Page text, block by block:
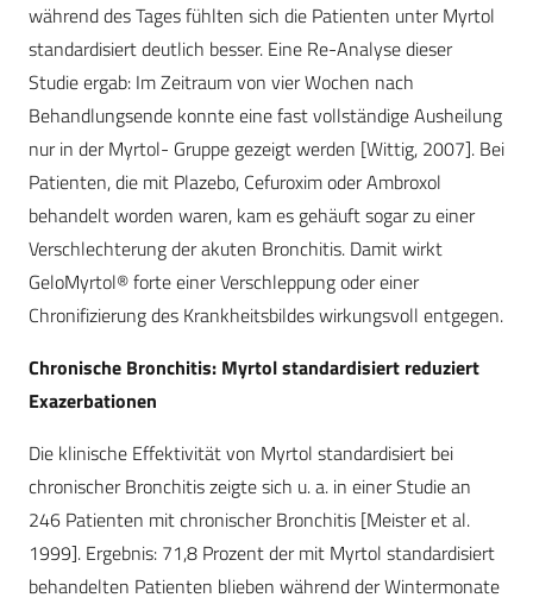
während des Tages fühlten sich die Patienten unter Myrtol
standardisiert deutlich besser. Eine Re-Analyse dieser
Studie ergab: Im Zeitraum von vier Wochen nach
Behandlungsende konnte eine fast vollständige Ausheilung
nur in der Myrtol- Gruppe gezeigt werden [Wittig, 2007]. Bei
Patienten, die mit Plazebo, Cefuroxim oder Ambroxol
behandelt worden waren, kam es gehäuft sogar zu einer
Verschlechterung der akuten Bronchitis. Damit wirkt
GeloMyrtol® forte einer Verschleppung oder einer
Chronifizierung des Krankheitsbildes wirkungsvoll entgegen.
Chronische Bronchitis: Myrtol standardisiert reduziert
Exazerbationen
Die klinische Effektivität von Myrtol standardisiert bei
chronischer Bronchitis zeigte sich u. a. in einer Studie an
246 Patienten mit chronischer Bronchitis [Meister et al.
1999]. Ergebnis: 71,8 Prozent der mit Myrtol standardisiert
behandelten Patienten blieben während der Wintermonate